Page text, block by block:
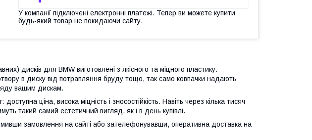
У компанії підключені електронні платежі. Тепер ви можете купити
будь-який товар не покидаючи сайту.
дисків для BMW виготовлені з якісного та міцного пластику.
в диску від потрапляння бруду тощо, так само ковпачки надають
вашим дискам.
ціна, висока міцність і зносостійкість. Навіть через кілька тисяч
такий самий естетичний вигляд, як і в день купівлі.
замовлення на сайті або зателефонувавши, оперативна доставка на